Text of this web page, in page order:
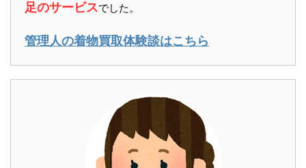
足のサービスでした。
管理人の着物買取体験談はこちら